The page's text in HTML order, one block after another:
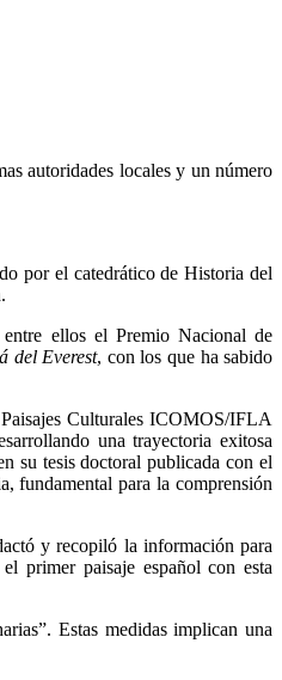
autoridades locales y un número
por el catedrático de Historia del
ellos el Premio Nacional de
del Everest, con los que ha sabido
Culturales ICOMOS/IFLA
una trayectoria exitosa
su tesis doctoral publicada con el
fundamental para la comprensión
y recopiló la información para
primer paisaje español con esta
Estas medidas implican una